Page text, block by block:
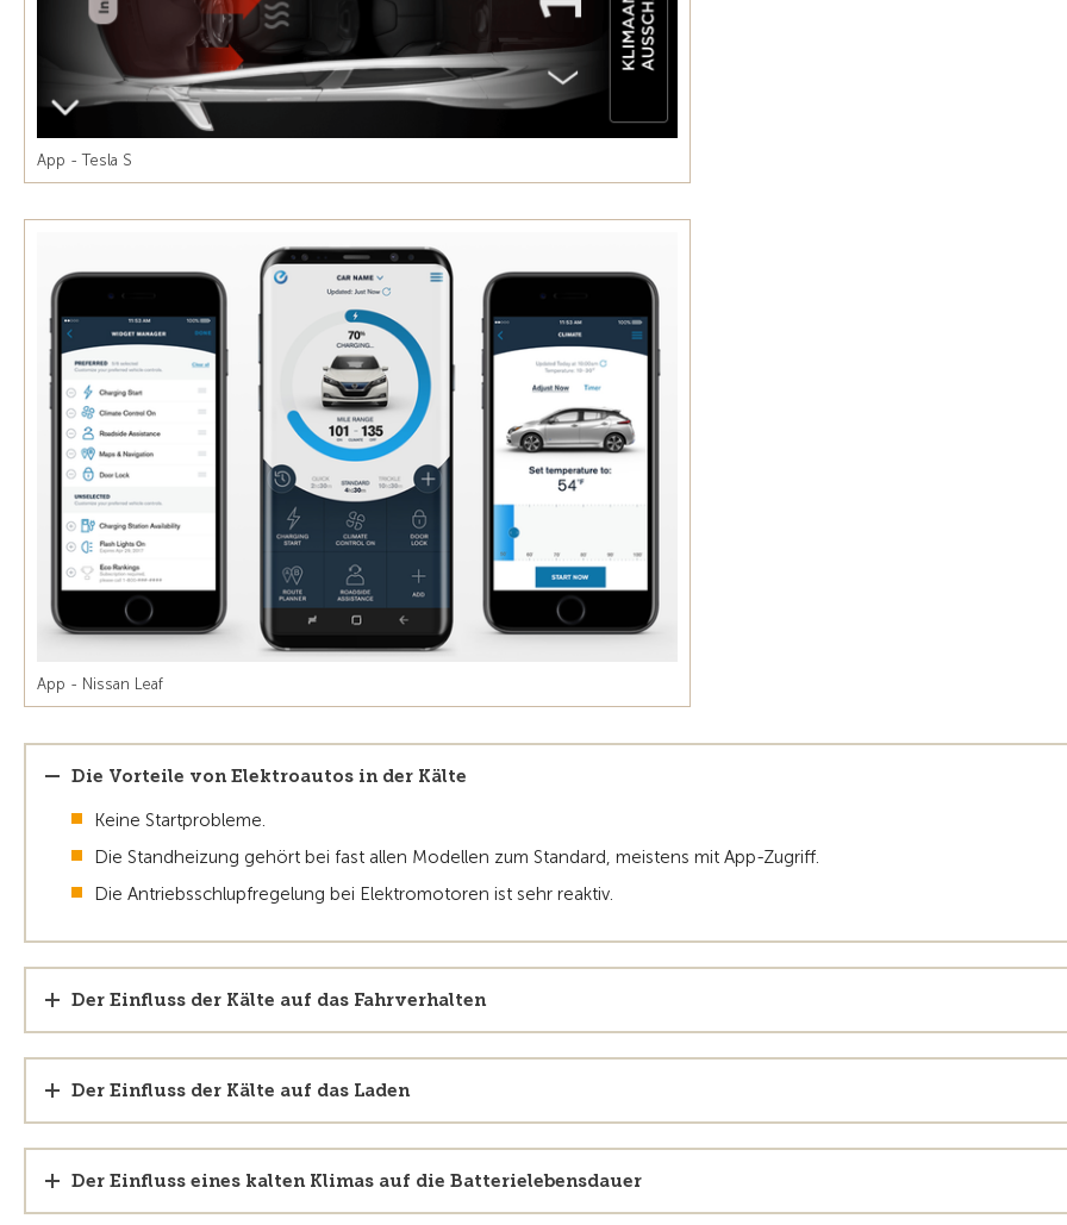
App - Tesla S
App - Nissan Leaf
Die Vorteile von Elektroautos in der Kälte
Keine Startprobleme.
Die Standheizung gehört bei fast allen Modellen zum Standard, meistens mit App-Zugriff.
Die Antriebsschlupfregelung bei Elektromotoren ist sehr reaktiv.
Der Einfluss der Kälte auf das Fahrverhalten
Der Einfluss der Kälte auf das Laden
Der Einfluss eines kalten Klimas auf die Batterielebensdauer